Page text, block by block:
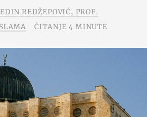
REDŽEPOVIĆ, PROF.
ČITANJE 4 MINUTE